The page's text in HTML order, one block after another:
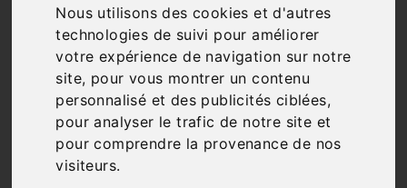
Nous utilisons des cookies et d'autres
technologies de suivi pour améliorer
votre expérience de navigation sur notre
site, pour vous montrer un contenu
personnalisé et des publicités ciblées,
pour analyser le trafic de notre site et
pour comprendre la provenance de nos
visiteurs.
afin de veiller au respect de leurs données à
caractère personnel lors de l’utilisation de son
site internet url site, ci-après dénommé « le Site
». Un « Utilisateur » peut être définit comme
toute personne utilisant le Site et à qui les
données personnelles se réfèrent.
Cette Politique de protection des données
personnelles s’applique aux traitements de